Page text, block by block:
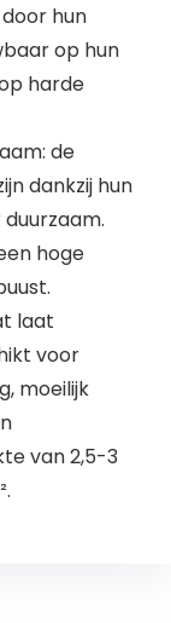
hun
op hun
harde
de
dankzij hun
hoge
laat
voor
moeilijk
van 2,5-3